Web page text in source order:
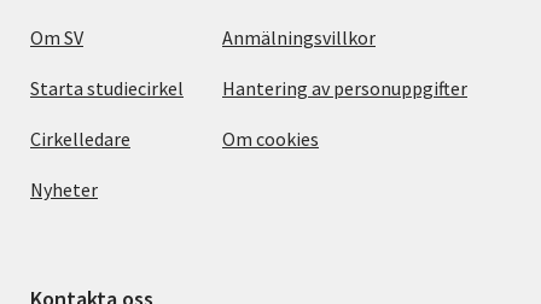
Om SV
Starta studiecirkel
Cirkelledare
Nyheter
Anmälningsvillkor
Hantering av personuppgifter
Om cookies
Kontakta oss